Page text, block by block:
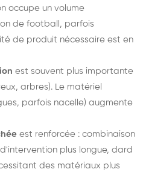
occupe un volume
de football, parfois
de produit nécessaire est en
est souvent plus importante
arbres). Le matériel
parfois nacelle) augmente
est renforcée : combinaison
plus longue, dard
des matériaux plus